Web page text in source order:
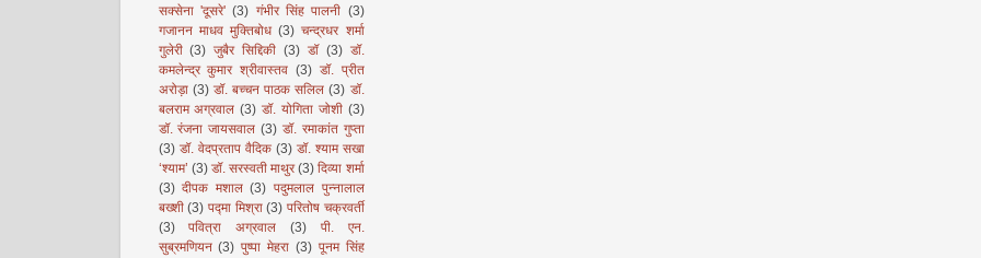
सक्सेना 'दूसरे' (3) गंभीर सिंह पालनी (3)
गजानन माधव मुक्तिबोध (3) चन्द्रधर शर्मा
गुलेरी (3) जुबैर सिद्दिकी (3) डॉ (3) डॉ.
कमलेन्द्र कुमार श्रीवास्तव (3) डॉ. प्रीत
अरोड़ा (3) डॉ. बच्चन पाठक सलिल (3) डॉ.
बलराम अग्रवाल (3) डॉ. योगिता जोशी (3)
डॉ. रंजना जायसवाल (3) डॉ. रमाकांत गुप्ता
(3) डॉ. वेदप्रताप वैदिक (3) डॉ. श्याम सखा
‘श्याम’ (3) डॉ. सरस्वती माथुर (3) दिव्या शर्मा
(3) दीपक मशाल (3) पदुमलाल पुन्नालाल
बख्शी (3) पद्मा मिश्रा (3) परितोष चक्रवर्ती
(3)
पवित्रा अग्रवाल (3)
पी. एन.
सुब्रमणियन (3) पुष्पा मेहरा (3) पूनम सिंह